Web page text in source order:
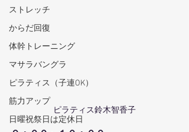
ストレッチ
からだ回復
体幹トレーニング
マサラバングラ
ピラティス（子連OK）
筋力アップ
日曜祝祭日は定休日
ピラティス鈴木智香子